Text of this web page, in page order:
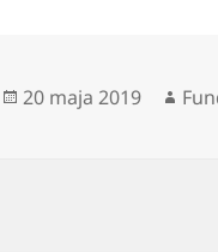
Data
20 maja 2019